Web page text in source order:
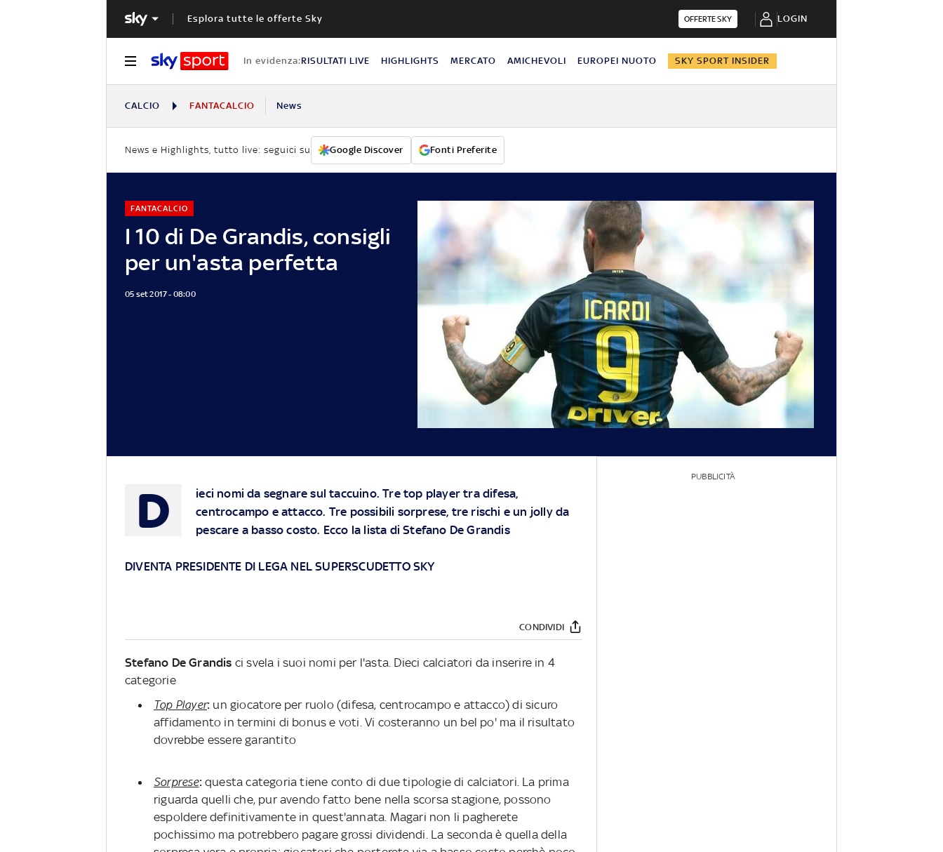
Esplora tutte le offerte Sky OFFERTE SKY LOGIN
In evidenza:RISULTATI LIVE HIGHLIGHTS MERCATO AMICHEVOLI EUROPEI NUOTO SKY SPORT INSIDER
CALCIO FANTACALCIO News
News e Highlights, tutto live: seguici su Google Discover Fonti Preferite
I 10 di De Grandis, consigli
per un'asta perfetta
FANTACALCIO
05 set 2017 - 08:00
D
ieci nomi da segnare sul taccuino. Tre top player tra difesa,
centrocampo e attacco. Tre possibili sorprese, tre rischi e un jolly da
pescare a basso costo. Ecco la lista di Stefano De Grandis
DIVENTA PRESIDENTE DI LEGA NEL SUPERSCUDETTO SKY
CONDIVIDI
Stefano De Grandis ci svela i suoi nomi per l'asta. Dieci calciatori da inserire in 4
categorie
Top Player: un giocatore per ruolo (difesa, centrocampo e attacco) di sicuro
affidamento in termini di bonus e voti. Vi costeranno un bel po' ma il risultato
dovrebbe essere garantito
Sorprese:questa categoria tiene conto di due tipologie di calciatori. La prima
riguarda quelli che, pur avendo fatto bene nella scorsa stagione, possono
espoldere definitivamente in quest'annata. Magari non li pagherete
pochissimo ma potrebbero pagare grossi dividendi. La seconda è quella della
PUBBLICITÀ